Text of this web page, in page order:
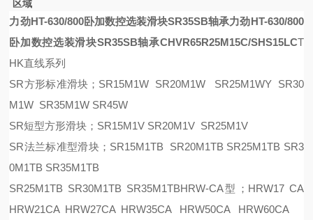
区域
力劲HT-630/800卧加数控选装滑块SR35SB轴承力劲HT-630/800
卧加数控选装滑块SR35SB轴承CHVR65R25M15C/SHS15LCT
HK直线系列
SR方形标准滑块；SR15M1W SR20M1W SR25M1WY SR30
M1W SR35M1W SR45W
SR短型方形滑块；SR15M1V SR20M1V SR25M1V
SR法兰标准型滑块；SR15M1TB SR20M1TB SR25M1TB SR3
0M1TB SR35M1TB
SR25M1TB SR30M1TB SR35M1TBHRW-CA型；HRW17 CA
HRW21CA HRW27CA HRW35CA HRW50CA HRW60CA